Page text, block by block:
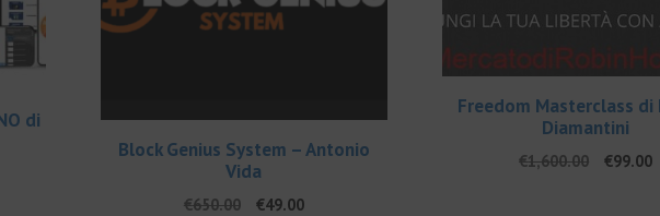
di
Block Genius System – Antonio
Vida
€650.00
Il
€49.00Il
Freedom Masterclass
Diamantini
€1,600.00
Il
€99.00Il